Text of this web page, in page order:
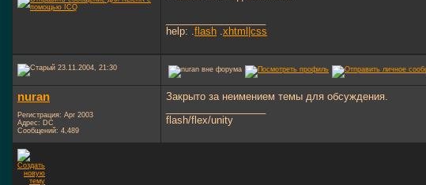
help: .flash .xhtml|css
23.11.2004, 21:30
nuran
Регистрация: Apr 2003
Адрес: DC
Сообщений: 4,489
Закрыто за неимением темы для обсуждения.
flash/flex/unity